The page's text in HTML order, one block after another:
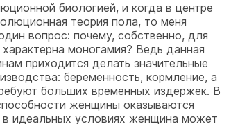
биологией, и когда в центре
теория пола, то меня
вопрос: почему, собственно, для
моногамия? Ведь данная
приходится делать значительные
беременность, кормление, а
больших временных издержек. В
женщины оказываются
идеальных условиях женщина может